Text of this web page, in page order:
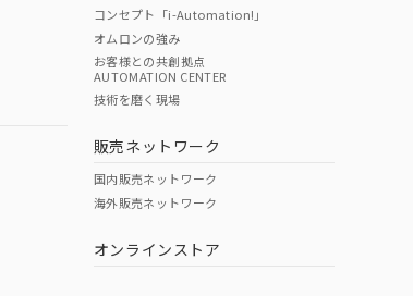
O
コンセプト「i-Automation!」
オムロンの強み
お客様との共創拠点
AUTOMATION CENTER
技術を磨く現場
販売ネットワーク
国内販売ネットワーク
海外販売ネットワーク
オンラインストア